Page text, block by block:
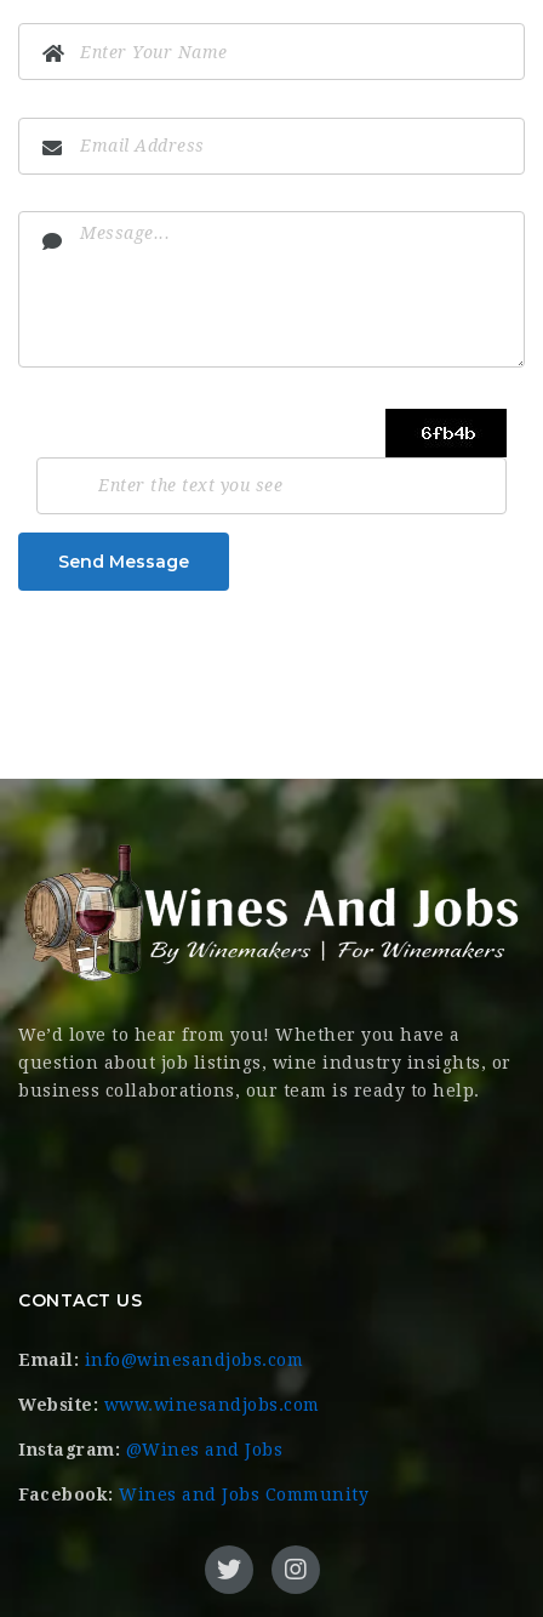
Send Message
We’d love to hear from you! Whether you have a
question about job listings, wine industry insights, or
business collaborations, our team is ready to help.
CONTACT US
Email: info@winesandjobs.com
Website: www.winesandjobs.com
Instagram: @Wines and Jobs
Facebook: Wines and Jobs Community